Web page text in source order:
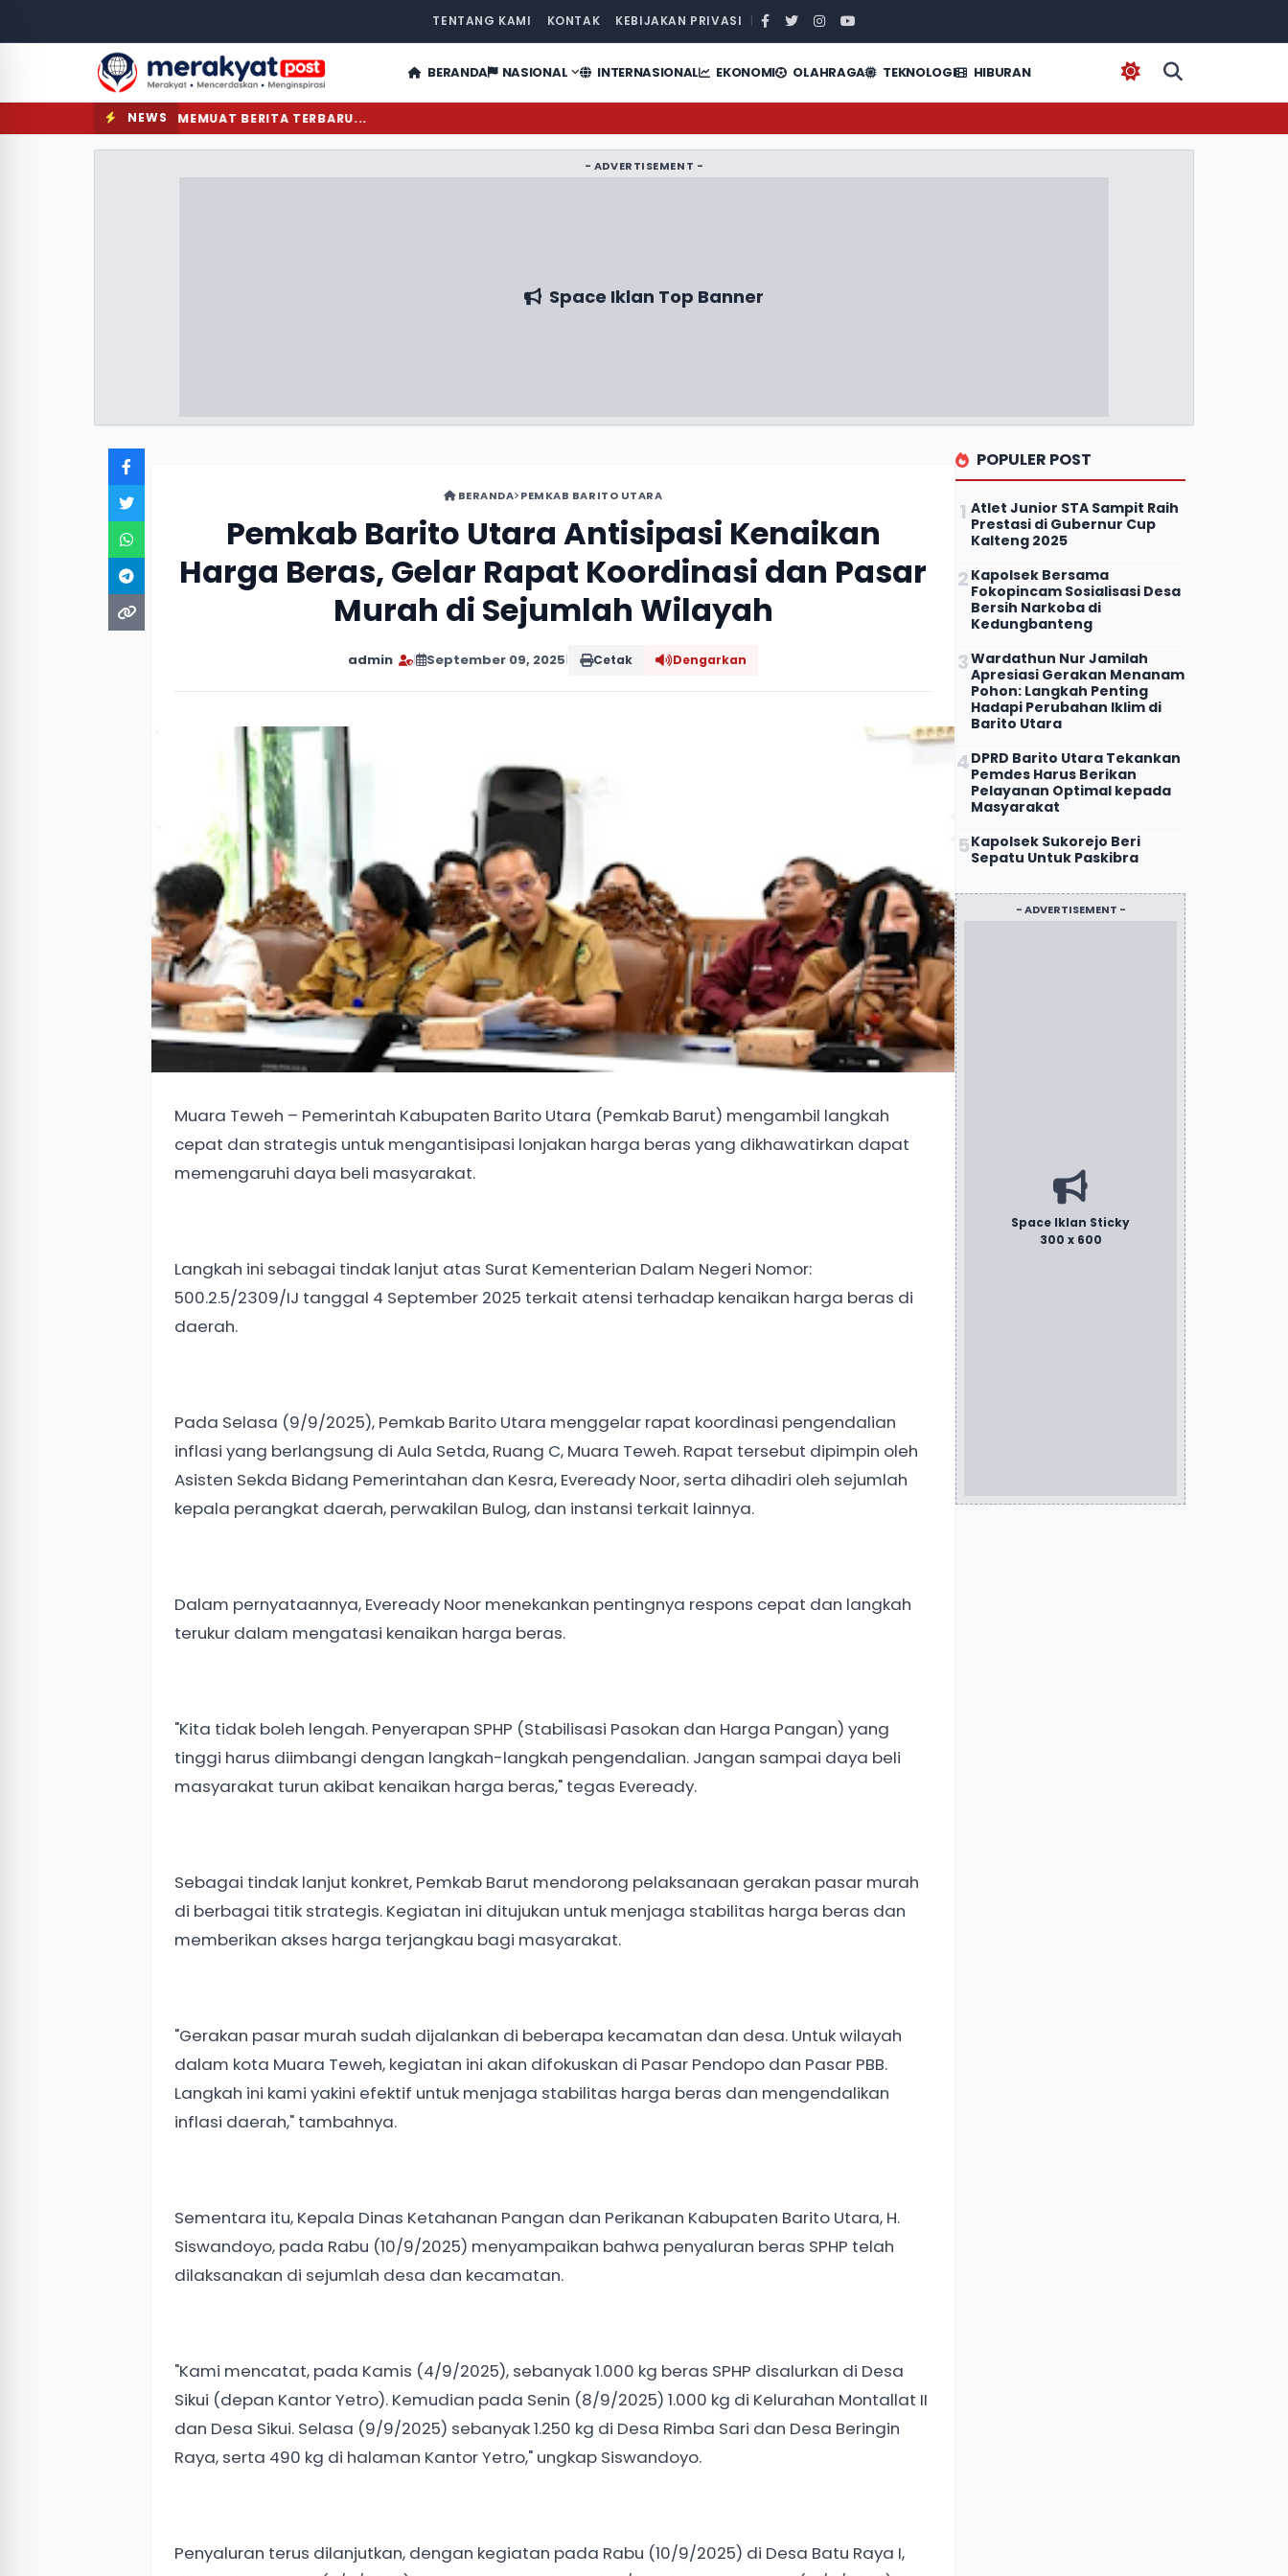
TENTANG KAMI KONTAK KEBIJAKAN PRIVASI
BERANDA NASIONAL INTERNASIONAL EKONOMI OLAHRAGA TEKNOLOGI HIBURAN
NEWS MEMUAT BERITA TERBARU...
- ADVERTISEMENT -
Space Iklan Top Banner
BERANDA PEMKAB BARITO UTARA
Pemkab Barito Utara Antisipasi Kenaikan
Harga Beras, Gelar Rapat Koordinasi dan Pasar
Murah di Sejumlah Wilayah
admin September 09, 2025 Cetak Dengarkan
Muara Teweh – Pemerintah Kabupaten Barito Utara (Pemkab Barut) mengambil langkah
cepat dan strategis untuk mengantisipasi lonjakan harga beras yang dikhawatirkan dapat
memengaruhi daya beli masyarakat.
Langkah ini sebagai tindak lanjut atas Surat Kementerian Dalam Negeri Nomor:
500.2.5/2309/IJ tanggal 4 September 2025 terkait atensi terhadap kenaikan harga beras di
daerah.
Pada Selasa (9/9/2025), Pemkab Barito Utara menggelar rapat koordinasi pengendalian
inflasi yang berlangsung di Aula Setda, Ruang C, Muara Teweh. Rapat tersebut dipimpin oleh
Asisten Sekda Bidang Pemerintahan dan Kesra, Eveready Noor, serta dihadiri oleh sejumlah
kepala perangkat daerah, perwakilan Bulog, dan instansi terkait lainnya.
Dalam pernyataannya, Eveready Noor menekankan pentingnya respons cepat dan langkah
terukur dalam mengatasi kenaikan harga beras.
"Kita tidak boleh lengah. Penyerapan SPHP (Stabilisasi Pasokan dan Harga Pangan) yang
tinggi harus diimbangi dengan langkah-langkah pengendalian. Jangan sampai daya beli
masyarakat turun akibat kenaikan harga beras," tegas Eveready.
Sebagai tindak lanjut konkret, Pemkab Barut mendorong pelaksanaan gerakan pasar murah
di berbagai titik strategis. Kegiatan ini ditujukan untuk menjaga stabilitas harga beras dan
memberikan akses harga terjangkau bagi masyarakat.
"Gerakan pasar murah sudah dijalankan di beberapa kecamatan dan desa. Untuk wilayah
dalam kota Muara Teweh, kegiatan ini akan difokuskan di Pasar Pendopo dan Pasar PBB.
Langkah ini kami yakini efektif untuk menjaga stabilitas harga beras dan mengendalikan
inflasi daerah," tambahnya.
Sementara itu, Kepala Dinas Ketahanan Pangan dan Perikanan Kabupaten Barito Utara, H.
Siswandoyo, pada Rabu (10/9/2025) menyampaikan bahwa penyaluran beras SPHP telah
dilaksanakan di sejumlah desa dan kecamatan.
"Kami mencatat, pada Kamis (4/9/2025), sebanyak 1.000 kg beras SPHP disalurkan di Desa
Sikui (depan Kantor Yetro). Kemudian pada Senin (8/9/2025) 1.000 kg di Kelurahan Montallat II
dan Desa Sikui. Selasa (9/9/2025) sebanyak 1.250 kg di Desa Rimba Sari dan Desa Beringin
Raya, serta 490 kg di halaman Kantor Yetro," ungkap Siswandoyo.
Penyaluran terus dilanjutkan, dengan kegiatan pada Rabu (10/9/2025) di Desa Batu Raya I,
POPULER POST
Atlet Junior STA Sampit Raih
Prestasi di Gubernur Cup
Kalteng 2025
Kapolsek Bersama
Fokopincam Sosialisasi Desa
Bersih Narkoba di
Kedungbanteng
Wardathun Nur Jamilah
Apresiasi Gerakan Menanam
Pohon: Langkah Penting
Hadapi Perubahan Iklim di
Barito Utara
DPRD Barito Utara Tekankan
Pemdes Harus Berikan
Pelayanan Optimal kepada
Masyarakat
Kapolsek Sukorejo Beri
Sepatu Untuk Paskibra
- ADVERTISEMENT -
Space Iklan Sticky
300 x 600